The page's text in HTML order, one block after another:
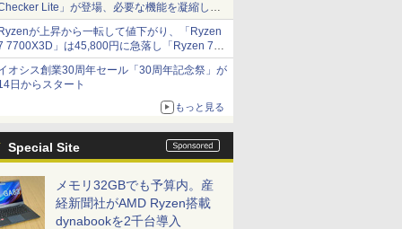
Lite」が登場、必要な機能を凝縮しコ
パクトに 7日発売
が上昇から一転して値下がり、「Ryzen
7700X3D」は45,800円に急落し「Ryzen 7
」との価格逆転解消 [8月前半のCPU
格]
オシス創業30周年セール「30周年記念祭」が
日からスタート
もっと見る
Special Site
メモリ32GBでも予算内。産
経新聞社がAMD Ryzen搭載
dynabookを2千台導入